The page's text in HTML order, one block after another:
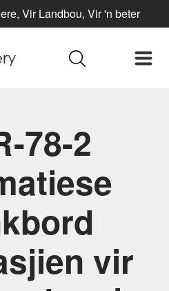
Vir Landbou, Vir 'n beter
78-2
vir